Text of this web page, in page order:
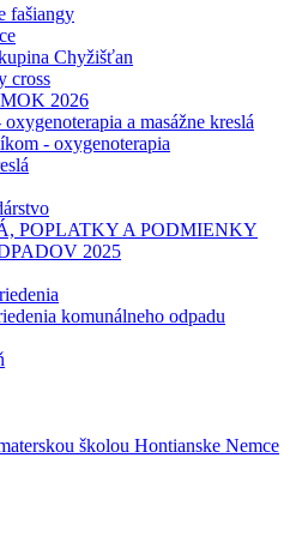
fašiangy
Chyžišťan
cross
2026
a masážne kreslá
- oxygenoterapia
POPLATKY A PODMIENKY
2025
komunálneho odpadu
školou Hontianske Nemce